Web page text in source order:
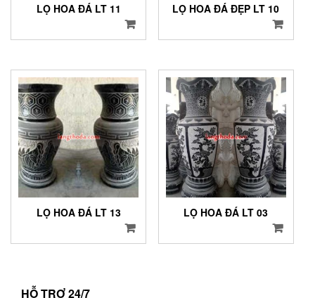
LỌ HOA ĐÁ LT 11 LỌ HOA ĐÁ ĐẸP LT 10
LỌ HOA ĐÁ LT 13 LỌ HOA ĐÁ LT 03
HỖ TRỢ 24/7